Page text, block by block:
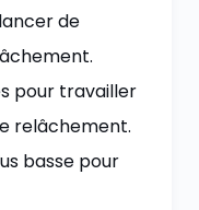
de
pour travailler
relâchement.
basse pour